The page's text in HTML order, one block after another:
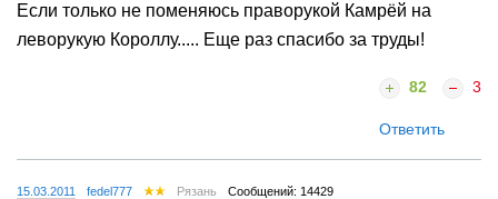
Если только не поменяюсь праворукой Камрёй на
леворукую Короллу..... Еще раз спасибо за труды!
82 3
Ответить
15.03.2011 fedel777 Рязань Сообщений: 14429